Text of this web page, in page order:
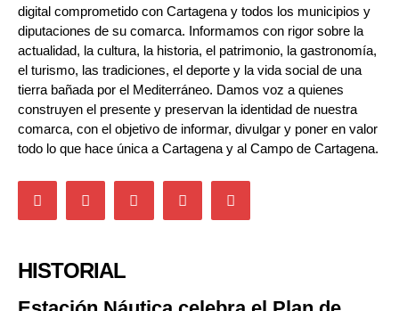
digital comprometido con Cartagena y todos los municipios y
diputaciones de su comarca. Informamos con rigor sobre la
actualidad, la cultura, la historia, el patrimonio, la gastronomía,
el turismo, las tradiciones, el deporte y la vida social de una
tierra bañada por el Mediterráneo. Damos voz a quienes
construyen el presente y preservan la identidad de nuestra
comarca, con el objetivo de informar, divulgar y poner en valor
todo lo que hace única a Cartagena y al Campo de Cartagena.
HISTORIAL